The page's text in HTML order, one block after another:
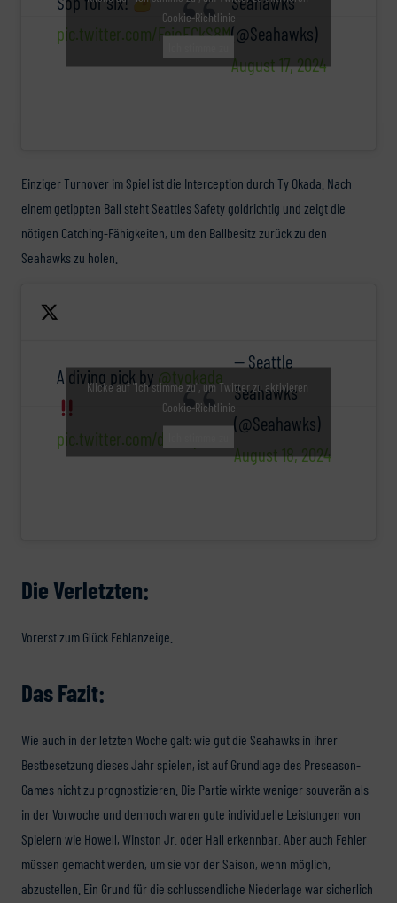
pic.twitter.com/FeioECkS8M(@Seahawks)
August 17, 2024
Cookie-Richtlinie
Einziger Turnover im Spiel ist die Interception durch Ty Okada. Nach
einem getippten Ball steht Seattles Safety goldrichtig und zeigt die
nötigen Catching-Fähigkeiten, um den Ballbesitz zurück zu den
Seahawks zu holen.
A diving pick by @tyokada
pic.twitter.com/dhQQqOYXfb
— Seattle
Seahawks
(@Seahawks)
August 18, 2024
Klicke auf "Ich stimme zu", um Twitter zu aktivieren
Cookie-Richtlinie
Die Verletzten:
Vorerst zum Glück Fehlanzeige.
Das Fazit:
Wie auch in der letzten Woche galt: wie gut die Seahawks in ihrer
Bestbesetzung dieses Jahr spielen, ist auf Grundlage des Preseason-
Games nicht zu prognostizieren. Die Partie wirkte weniger souverän als
in der Vorwoche und dennoch waren gute individuelle Leistungen von
Spielern wie Howell, Winston Jr. oder Hall erkennbar. Aber auch Fehler
müssen gemacht werden, um sie vor der Saison, wenn möglich,
abzustellen. Ein Grund für die schlussendliche Niederlage war sicherlich